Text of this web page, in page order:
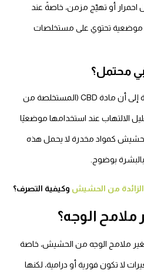
أو تهيّج مزمن، خاصةً عند
تحتوي على مستخلصات
في بعض الدراسات، تمت الإشارة إلى أن مادة CBD (المستخلصة من
عند استخدامها موضعيًا
كمواد مخدرة لا يحمل هذه
بوضوح.
من الحشيشوكيفية التصرف؟
الوجه؟
الوجه من الحشيش، خاصة
تكون فورية أو درامية، لكنها